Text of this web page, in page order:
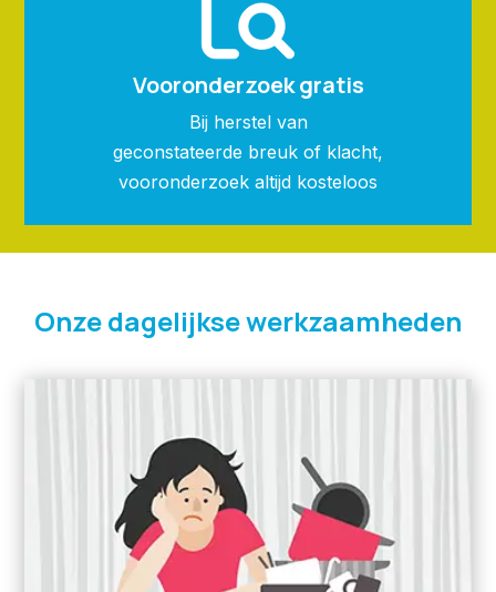
Vooronderzoek gratis
Bij herstel van
geconstateerde breuk of klacht,
vooronderzoek altijd kosteloos
Onze dagelijkse werkzaamheden